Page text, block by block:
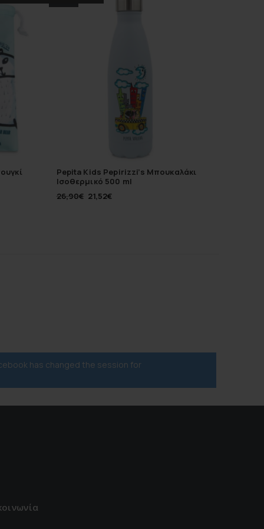
Pepita Kids Pepirizzi’s Μπουκαλάκι
Ισοθερμικό 500 ml
26,90€ 21,52€
has changed the session for